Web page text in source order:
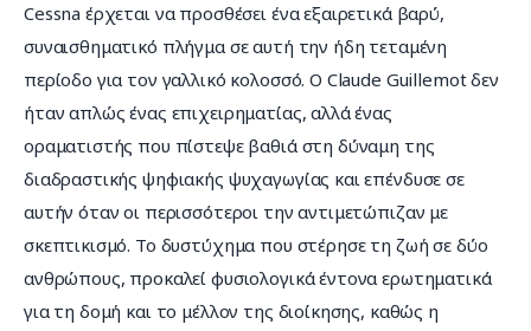
Cessna έρχεται να προσθέσει ένα εξαιρετικά βαρύ,
συναισθηματικό πλήγμα σε αυτή την ήδη τεταμένη
περίοδο για τον γαλλικό κολοσσό. Ο Claude Guillemot δεν
ήταν απλώς ένας επιχειρηματίας, αλλά ένας
οραματιστής που πίστεψε βαθιά στη δύναμη της
διαδραστικής ψηφιακής ψυχαγωγίας και επένδυσε σε
αυτήν όταν οι περισσότεροι την αντιμετώπιζαν με
σκεπτικισμό. Το δυστύχημα που στέρησε τη ζωή σε δύο
ανθρώπους, προκαλεί φυσιολογικά έντονα ερωτηματικά
για τη δομή και το μέλλον της διοίκησης, καθώς η